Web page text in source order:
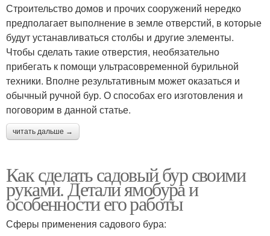
Строительство домов и прочих сооружений нередко
предполагает выполнение в земле отверстий, в которые
будут устанавливаться столбы и другие элементы.
Чтобы сделать такие отверстия, необязательно
прибегать к помощи ультрасовременной бурильной
техники. Вполне результативным может оказаться и
обычный ручной бур. О способах его изготовления и
поговорим в данной статье.
читать дальше →
Как сделать садовый бур своими
руками. Детали ямобура и
особенности его работы
Сферы применения садового бура: